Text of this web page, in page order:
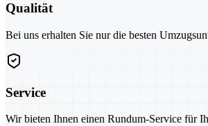
Qualität
Bei uns erhalten Sie nur die besten
Service
Wir bieten Ihnen einen Rundum-Service für